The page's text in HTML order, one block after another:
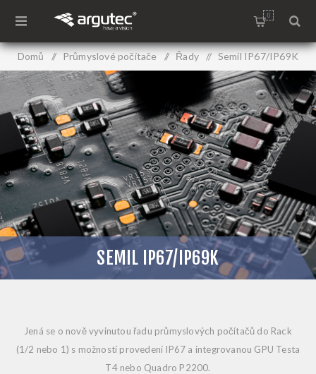
0
Domů / Průmyslové počítače / Řady / Semil IP67/IP69K
SEMIL IP67/IP69K
Jená se o nově vyvinutou řadu průmyslových počítačů do Rack
(1/2 nebo 1) s možností provedení IP67 a integrovanou GPU Testa
T4 nebo Quadro P2200.